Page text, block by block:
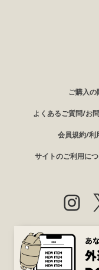
ご購入の
よくあるご質問/お
会員規約/利
サイトのご利用に